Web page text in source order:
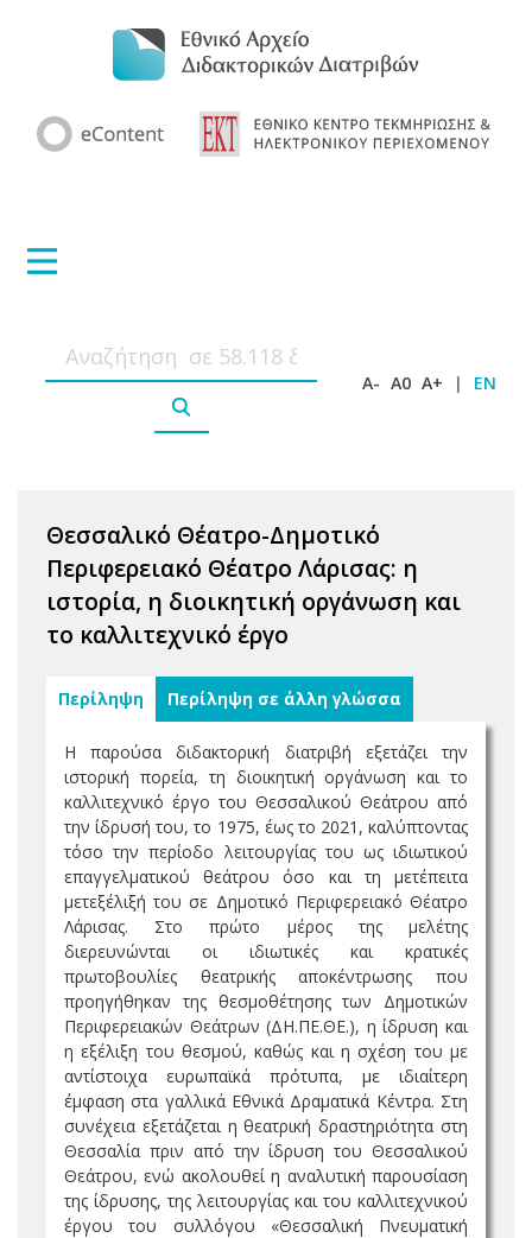
A- A0 A+ | EN
Θεσσαλικό Θέατρο-Δημοτικό
Περιφερειακό Θέατρο Λάρισας: η
ιστορία, η διοικητική οργάνωση και
το καλλιτεχνικό έργο
Περίληψη Περίληψη σε άλλη γλώσσα
Η παρούσα διδακτορική διατριβή εξετάζει την
ιστορική πορεία, τη διοικητική οργάνωση και το
καλλιτεχνικό έργο του Θεσσαλικού Θεάτρου από
την ίδρυσή του, το 1975, έως το 2021, καλύπτοντας
τόσο την περίοδο λειτουργίας του ως ιδιωτικού
επαγγελματικού θεάτρου όσο και τη μετέπειτα
μετεξέλιξή του σε Δημοτικό Περιφερειακό Θέατρο
Λάρισας. Στο πρώτο μέρος της μελέτης
διερευνώνται οι ιδιωτικές και κρατικές
πρωτοβουλίες θεατρικής αποκέντρωσης που
προηγήθηκαν της θεσμοθέτησης των Δημοτικών
Περιφερειακών Θεάτρων (ΔΗ.ΠΕ.ΘΕ.), η ίδρυση και
η εξέλιξη του θεσμού, καθώς και η σχέση του με
αντίστοιχα ευρωπαϊκά πρότυπα, με ιδιαίτερη
έμφαση στα γαλλικά Εθνικά Δραματικά Κέντρα. Στη
συνέχεια εξετάζεται η θεατρική δραστηριότητα στη
Θεσσαλία πριν από την ίδρυση του Θεσσαλικού
Θεάτρου, ενώ ακολουθεί η αναλυτική παρουσίαση
της ίδρυσης, της λειτουργίας και του καλλιτεχνικού
έργου του συλλόγου «Θεσσαλική Πνευματική